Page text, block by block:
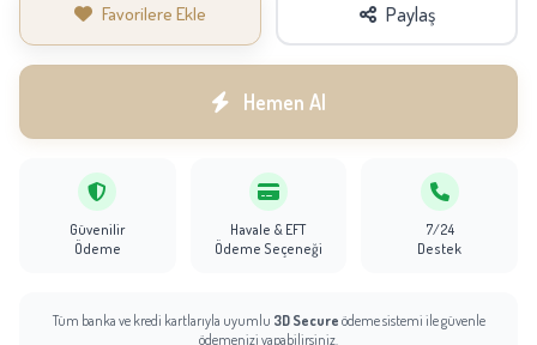
Favorilere Ekle Paylaş
Hemen Al
Güvenilir
Ödeme
Havale & EFT
Ödeme Seçeneği
7/24
Destek
Tüm banka ve kredi kartlarıyla uyumlu 3D Secure ödeme sistemi ile güvenle
ödemenizi yapabilirsiniz.